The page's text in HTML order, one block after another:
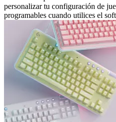
personalizar tu configuración de
programables cuando utilices el